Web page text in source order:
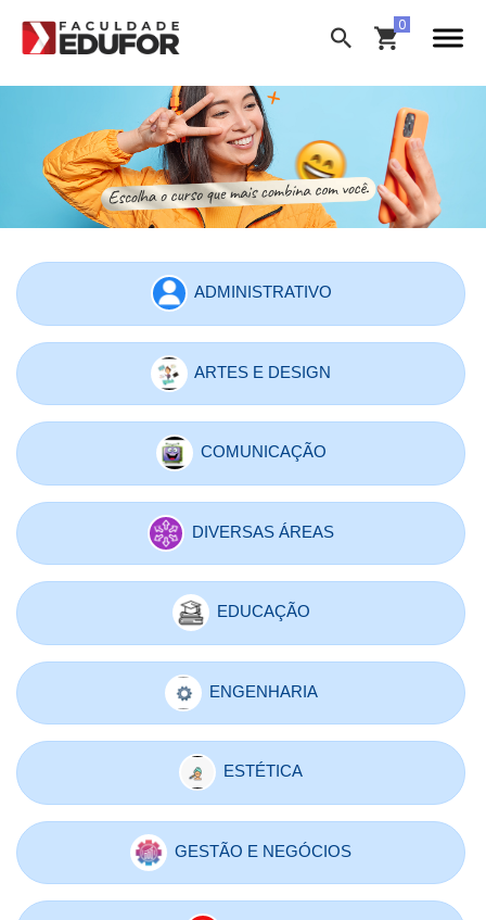
ADMINISTRATIVO
ARTES E DESIGN
COMUNICAÇÃO
DIVERSAS ÁREAS
EDUCAÇÃO
ENGENHARIA
ESTÉTICA
GESTÃO E NEGÓCIOS